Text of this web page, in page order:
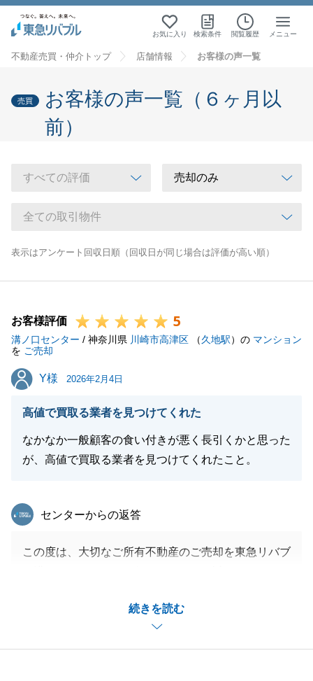
お気に入り 検索条件 閲覧履歴 メニュー
不動産売買・仲介トップ 店舗情報 お客様の声一覧
売買
お客様の声一覧（６ヶ月以
前）
表示はアンケート回収日順（回収日が同じ場合は評価が高い順）
お客様評価 5
溝ノ口センター / 神奈川県 川崎市高津区 （久地駅）の マンション
を ご売却
Y様
Y様 2026年2月4日
高値で買取る業者を見つけてくれた
なかなか一般顧客の食い付きが悪く長引くかと思った
が、高値で買取る業者を見つけてくれたこと。
続きを読む
東急リバブル
センターからの返答
この度は、大切なご所有不動産のご売却を東急リバブ
き、担当として感無量です。
当初、一般のお客様からの反響が伸び悩んだ時期は、
お客様もさぞご不安だったこととお察しいたします。